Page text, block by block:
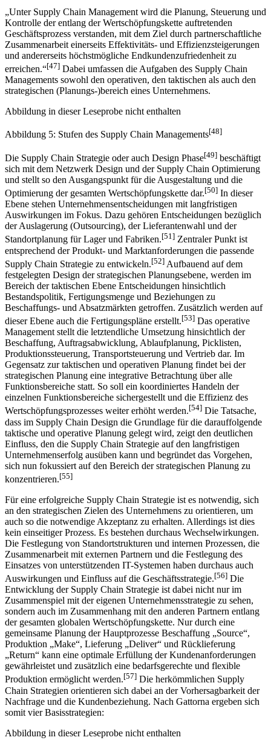
geworden.[46]
„Unter Supply Chain Management wird die Planung, Steuerung und
Kontrolle der entlang der Wertschöpfungskette auftretenden
Geschäftsprozess verstanden, mit dem Ziel durch partnerschaftliche
Zusammenarbeit einerseits Effektivitäts- und Effizienzsteigerungen
und andererseits höchstmögliche Endkundenzufriedenheit zu
erreichen.“[47]Dabei umfassen die Aufgaben des Supply Chain
strategischen (Planungs-)bereich eines Unternehmens.
Abbildung in dieser Leseprobe nicht enthalten
Abbildung 5: Stufen des Supply Chain Managements[48]
Die Supply Chain Strategie oder auch Design Phase[49]beschäftigt
sich mit dem Netzwerk Design und der Supply Chain Optimierung
und stellt so den Ausgangspunkt für die Ausgestaltung und die
Optimierung der gesamten Wertschöpfungskette dar.[50]In dieser
Ebene stehen Unternehmensentscheidungen mit langfristigen
Auswirkungen im Fokus. Dazu gehören Entscheidungen bezüglich
der Auslagerung (Outsourcing), der Lieferantenwahl und der
Standortplanung für Lager und Fabriken.[51] Zentraler Punkt ist
entsprechend der Produkt- und Marktanforderungen die passende
Supply Chain Strategie zu entwickeln.[52]Aufbauend auf dem
festgelegten Design der strategischen Planungsebene, werden im
Bereich der taktischen Ebene Entscheidungen hinsichtlich
Bestandspolitik, Fertigungsmenge und Beziehungen zu
Beschaffungs- und Absatzmärkten getroffen. Zusätzlich werden auf
dieser Ebene auch die Fertigungspläne erstellt.[53]Das operative
Management stellt die letztendliche Umsetzung hinsichtlich der
Beschaffung, Auftragsabwicklung, Ablaufplanung, Picklisten,
Produktionssteuerung, Transportsteuerung und Vertrieb dar. Im
Gegensatz zur taktischen und operativen Planung findet bei der
strategischen Planung eine integrative Betrachtung über alle
Funktionsbereiche statt. So soll ein koordiniertes Handeln der
einzelnen Funktionsbereiche sichergestellt und die Effizienz des
Wertschöpfungsprozesses weiter erhöht werden.[54]Die Tatsache,
dass im Supply Chain Design die Grundlage für die darauffolgende
taktische und operative Planung gelegt wird, zeigt den deutlichen
Einfluss, den die Supply Chain Strategie auf den langfristigen
Unternehmenserfolg ausüben kann und begründet das Vorgehen,
konzentrieren.[55]
Für eine erfolgreiche Supply Chain Strategie ist es notwendig, sich
an den strategischen Zielen des Unternehmens zu orientieren, um
auch so die notwendige Akzeptanz zu erhalten. Allerdings ist dies
kein einseitiger Prozess. Es bestehen durchaus Wechselwirkungen.
Die Festlegung von Standortstrukturen und internen Prozessen, die
Zusammenarbeit mit externen Partnern und die Festlegung des
Einsatzes von unterstützenden IT-Systemen haben durchaus auch
Auswirkungen und Einfluss auf die Geschäftsstrategie.[56] Die
Entwicklung der Supply Chain Strategie ist dabei nicht nur im
Zusammenspiel mit der eigenen Unternehmensstrategie zu sehen,
sondern auch im Zusammenhang mit den anderen Partnern entlang
der gesamten globalen Wertschöpfungskette. Nur durch eine
gemeinsame Planung der Hauptprozesse Beschaffung „Source“,
Produktion „Make“, Lieferung „Deliver“ und Rücklieferung
„Return“ kann eine optimale Erfüllung der Kundenanforderungen
gewährleistet und zusätzlich eine bedarfsgerechte und flexible
Produktion ermöglicht werden.[57]Die herkömmlichen Supply
Chain Strategien orientieren sich dabei an der Vorhersagbarkeit der
somit vier Basisstrategien: